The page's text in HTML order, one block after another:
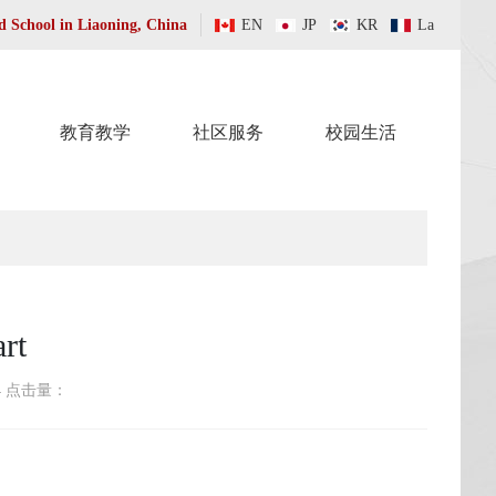
School in Liaoning, China EN JP KR La
教育教学 社区服务 校园生活
击量：